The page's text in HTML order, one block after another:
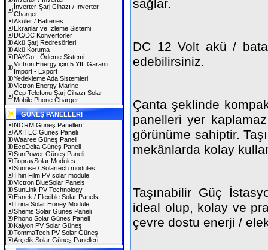
İnverter-Şarj Cihazı / Inverter-
Charger
Aküler / Batteries
Ekranlar ve İzleme Sistemi
DC/DC Konvertörler
Akü Şarj Redresörleri
Akü Koruma
PAYGo - Ödeme Sistemi
Victron Energy için 5 YIL Garanti
Import - Export
Yedekleme Ada Sistemleri
Victron Energy Marine
Cep Telefonu Şarj Cihazı Solar
Mobile Phone Charger
GÜNEŞ PANELLERI
NORM Güneş Panelleri
AXITEC Güneş Paneli
Waaree Güneş Paneli
EcoDelta Güneş Paneli
SunPower Güneş Paneli
TopraySolar Modules
Sunrise / Solartech modules
Thin Film PV solar module
Victron BlueSolar Panels
SunLink PV Technology
Esnek / Flexible Solar Panels
Trina Solar Honey Module
Shems Solar Güneş Paneli
Phono Solar Güneş Paneli
Kalyon PV Solar Güneş
TommaTech PV Solar Güneş
Arçelik Solar Güneş Panelleri
sağlar.
DC 12 Volt akü /
edebilirsiniz.
Çanta şeklinde
panelleri yer
görünüme sahiptir.
mekânlarda kolay
Taşınabilir Güç
ideal olup, kolay ve
çevre dostu enerji /